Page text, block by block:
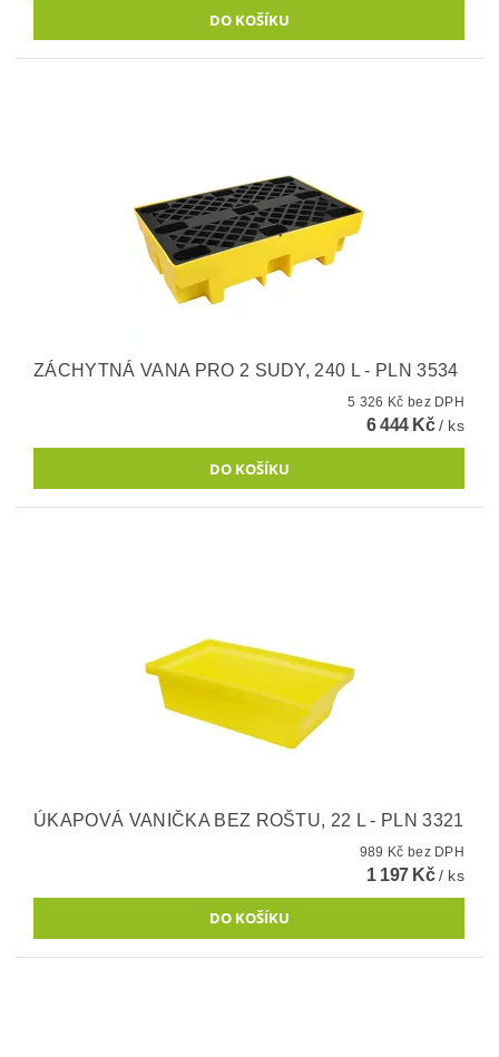
ZÁCHYTNÁ VANA PRO 2 SUDY, 240 L - PLN 3534
5 326 Kč bez DPH
6 444 Kč/ ks
ÚKAPOVÁ VANIČKA BEZ ROŠTU, 22 L - PLN 3321
989 Kč bez DPH
1 197 Kč/ ks